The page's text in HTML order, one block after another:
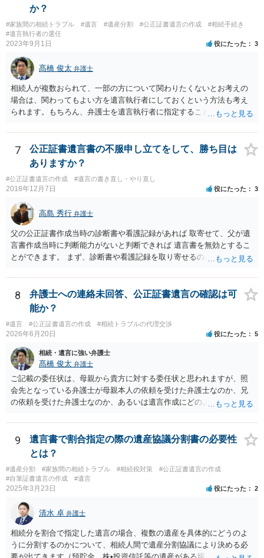
か？
#家族間の相続トラブル #遺言 #遺産分割 #公正証書遺言の作成
#相続手続き
#遺言執行者の選任
2023年9月1日 役にたった 3
髙橋 俊太 弁護士
相続人が複数おられて、一部の方について関わりたくないとお考えの
場合は、関わってもよい方を遺言執行者にしておくという方法も考え
られます。もちろん、弁護士を遺言執行者に指定することもできます
方に再委任の権限を付与しておくという方法もあります。 一度、弁護
士に直接ご相談されることをお勧めいたします。
7
公正証書遺言書の不服申し立てをして、勝ち目は
ありますか？
#公正証書遺言の作成 #遺言の書き直し・やり直し
2018年12月7日 役にたった 3
高島 秀行 弁護士
父の公正証書作成当時の診断書や看護記録があれば 取寄せて、父が遺
言書作成当時に判断能力がないと判断できれば 遺言書を無効とするこ
とができます。 まず、診断書や看護記録を取り寄せるのが重要となり
いと思います。
8
弁護士への連絡未回答、公正証書遺言の確認は可
能か？
#遺言 #公正証書遺言の作成 #相続トラブルの代理交渉
2026年6月20日 役にたった 5
相続・遺言に強い弁護士
髙橋 俊太 弁護士
ご記載の委任状は、母親から貴方に対する委任状と思われますが、照
会先となっている弁護士が母親本人の依頼を受けた弁護士なのか、兄
の依頼を受けた弁護士なのか、あるいは遺言作成にどのような立場で
と思われます。 仮に、その弁護士が母親本人から依頼を受けているの
であれば、母親本人に対する報告義務が問題となります。母親が貴方
に一任する旨を明確に伝えており、委任状の内容にも、弁護士との連
絡、進捗確認、公正証書遺言の作成有無や控えの確認等が含まれてい
るのであれば、貴方から進捗状況等の説明を求める余地はあります。
他方で、その弁護士が兄の依頼を受けた弁護士である場合には、兄の
況を報告する義務があるとは限りません。また、親族間で利害対立が
ある可能性がある場合、守秘義務や本人意思確認の観点から、委任状
があるとしても直ちに内容を開示しないこともあり得ます。 公正証書
遺言が作成済みである場合でも、生前にその存在や内容を誰に開示す
るかは、基本的には遺言者本人の意思による問題です。まずは、母親
9
遺言書で割合指定の際の遺産協議分割書の必要性
とは？
#遺産分割 #家族間の相続トラブル #相続税対策
#公正証書遺言の作成
#自筆証書遺言の作成
#遺言
2025年3月23日 役にたった 2
清水 卓 弁護士
相続分を割合で指定した遺言の場合、複数の遺産を具体的にどうのよ
うに分割するのかについて、相続人間で遺産分割協議により決める必